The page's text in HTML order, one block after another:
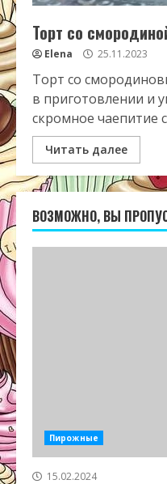
Торт со
Elena 25.11.2023
Торт со
в приготовлении и
скромное чаепитие
Читать далее
ВОЗМОЖНО, ВЫ
Пирожные
15.02.2024